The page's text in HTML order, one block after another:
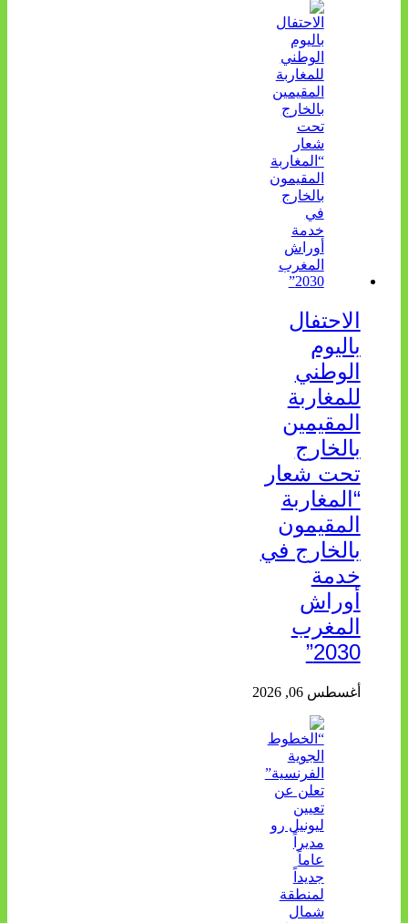
الاحتفال
باليوم
الوطني
للمغاربة
المقيمين
بالخارج
تحت شعار
“المغاربة
المقيمون
بالخارج في
خدمة
أوراش
المغرب
2030”
أغسطس 06, 2026